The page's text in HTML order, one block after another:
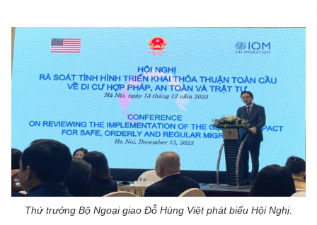
Thứ trưởng Bộ Ngoại giao Đỗ Hùng Việt phát biểu Hội Nghị.